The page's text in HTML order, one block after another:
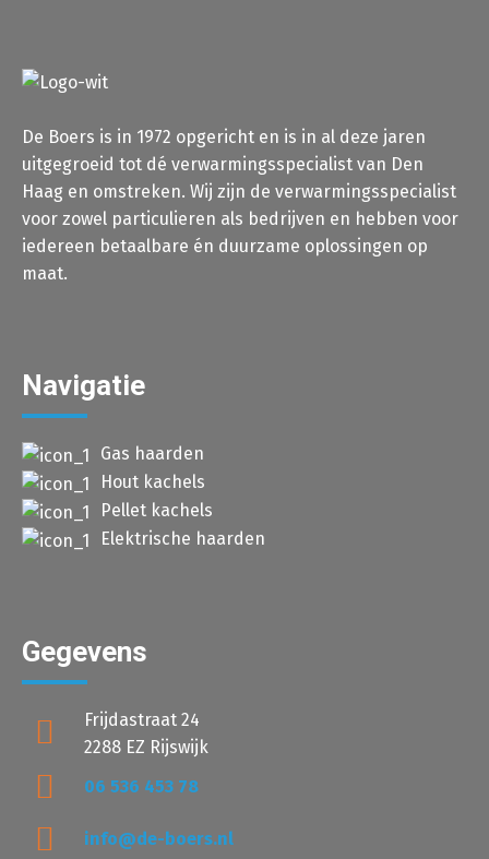
De Boers is in 1972 opgericht en is in al deze jaren
uitgegroeid tot dé verwarmingsspecialist van Den
Haag en omstreken. Wij zijn de verwarmingsspecialist
voor zowel particulieren als bedrijven en hebben voor
iedereen betaalbare én duurzame oplossingen op
maat.
Navigatie
Gas haarden
Hout kachels
Pellet kachels
Elektrische haarden
Gegevens
Frijdastraat 24
2288 EZ Rijswijk
06 536 453 78
info@de-boers.nl